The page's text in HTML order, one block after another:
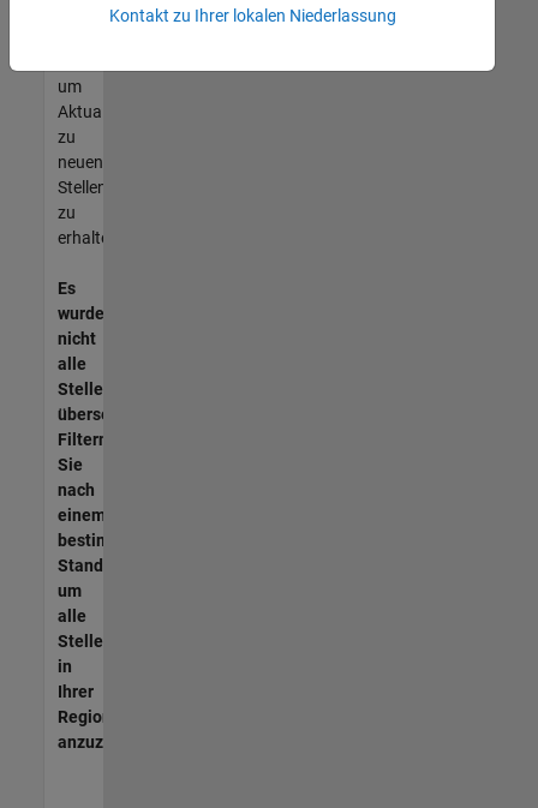
unseres
um
Aktualisierungen
zu
neuen
Stellenangeboten
zu
erhalten.
Es
wurden
nicht
alle
Stellen
übersetzt.
Filtern
Sie
nach
einem
bestimmten
Standort,
um
alle
Stellenangebote
in
Ihrer
Region
anzuzeigen.
Kontakt zu Ihrer lokalen Niederlassung